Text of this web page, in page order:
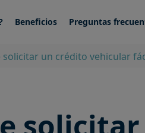
Beneficios Preguntas
solicitar un crédito vehicular